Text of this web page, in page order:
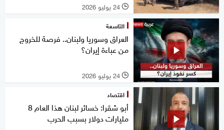
l 24 يوليو 2026
التاسعة
العراق وسوريا ولبنان.. فرصة للخروج
من عباءة إيران؟
l 24 يوليو 2026
اقتصاد
أبو شقرا: خسائر لبنان هذا العام 8
مليارات دولار بسبب الحرب